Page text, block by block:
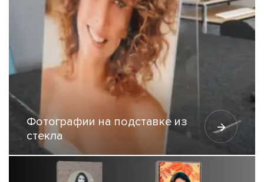
Фотографии на подставке из
стекла